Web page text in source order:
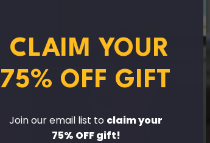
CLAIM YOUR
75% OFF GIFT
Join our email list to claim your
75% OFF gift!